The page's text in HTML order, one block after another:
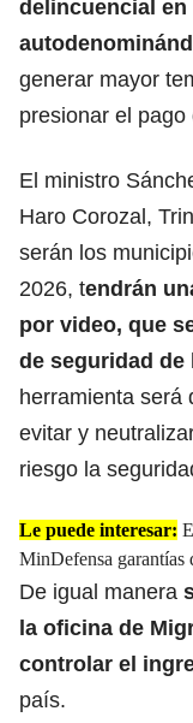
delincuencial en
generar mayor
presionar el
El ministro
Haro Corozal,
serán los
2026, tendrán
por video, que
de seguridad de
herramienta será
evitar y
riesgo la
Le puede interesar:
MinDefensa garantías
De igual manera
la oficina de
controlar el
país.